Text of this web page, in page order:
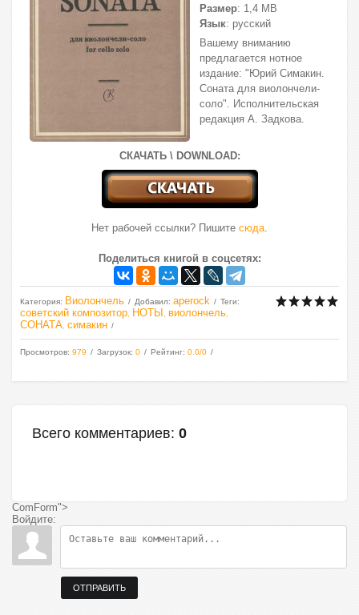
Размер: 1,4 МВ
Язык: русский
Вашему вниманию
предлагается нотное
издание: "Юрий Симакин.
Соната для виолончели-
соло". Исполнительская
редакция А. Задкова.
СКАЧАТЬ \ DOWNLOAD:
Нет рабочей ссылки? Пишите сюда.
Поделиться книгой в соцсетях:
Категория: Виолончель Добавил: aperock Теги:
советский композитор НОТЫ виолончель
СОНАТА симакин
Просмотров: 979 Загрузок: 0 Рейтинг: 0.0/0
Всего комментариев: 0
ComForm">
Войдите:
ОТПРАВИТЬ